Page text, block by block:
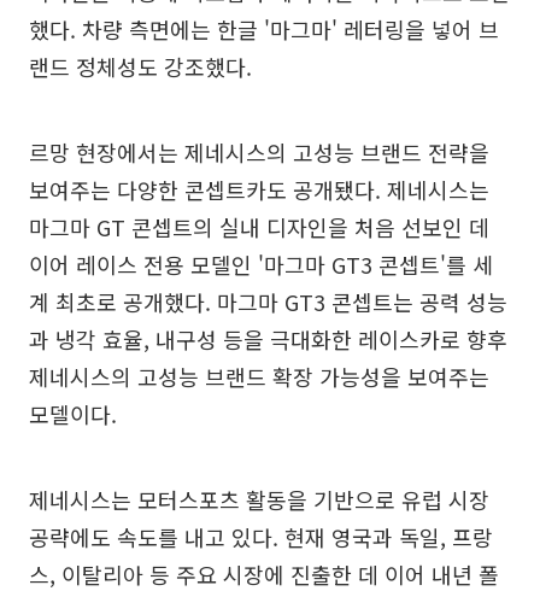
했다. 차량 측면에는 한글 '마그마' 레터링을 넣어 브
랜드 정체성도 강조했다.
르망 현장에서는 제네시스의 고성능 브랜드 전략을
보여주는 다양한 콘셉트카도 공개됐다. 제네시스는
마그마 GT 콘셉트의 실내 디자인을 처음 선보인 데
이어 레이스 전용 모델인 '마그마 GT3 콘셉트'를 세
계 최초로 공개했다. 마그마 GT3 콘셉트는 공력 성능
과 냉각 효율, 내구성 등을 극대화한 레이스카로 향후
제네시스의 고성능 브랜드 확장 가능성을 보여주는
모델이다.
제네시스는 모터스포츠 활동을 기반으로 유럽 시장
공략에도 속도를 내고 있다. 현재 영국과 독일, 프랑
스, 이탈리아 등 주요 시장에 진출한 데 이어 내년 폴